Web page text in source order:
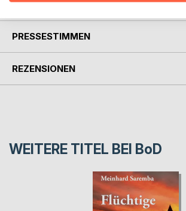
AUTOR/IN
PRESSESTIMMEN
REZENSIONEN
WEITERE TITEL BEI BoD